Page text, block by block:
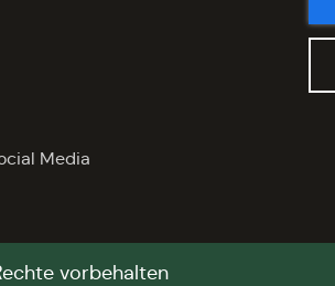
Media
vorbehalten